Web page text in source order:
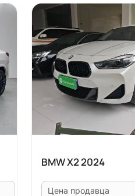
BMW X2 2024
Цена продавца